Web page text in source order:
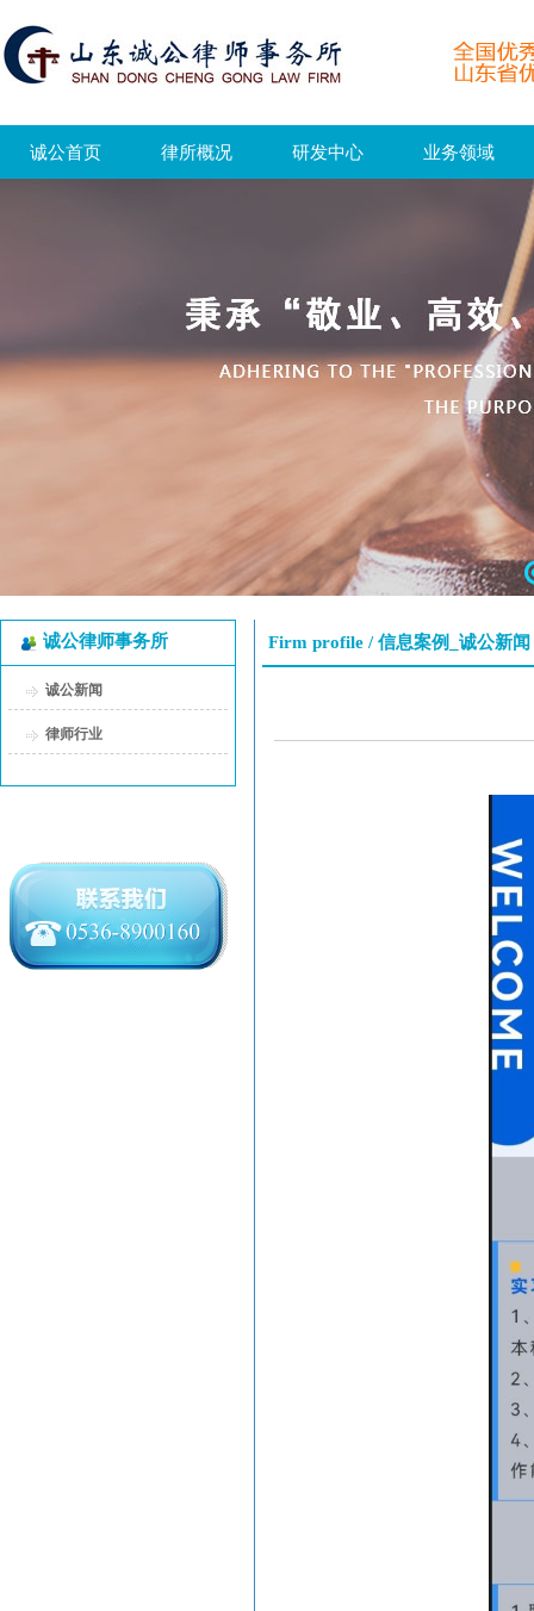
诚公首页 律所概况 研发中心 业务领域
诚公律师事务所
诚公新闻
律师行业
Firm profile /信息案例_诚公新闻